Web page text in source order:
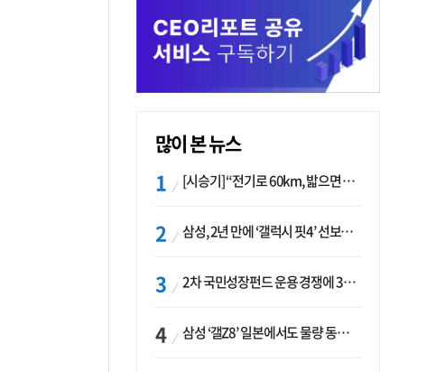
많이 본 뉴스
[시승기] “전기로 60km, 밟으면 462마력”…볼보 XC60 T8의 두 얼굴
삼성, 2년 만에 ‘갤럭시 핏4’ 선보이나…웨어러블 생태계 확장 ‘시동’
2차 국민성장펀드 운용 경쟁에 33개사 몰렸다…신한·하나 등 새 얼굴 대거 합류
삼성 ‘갤Z8’ 일본에서도 물량 동났다…애플 참전 앞두고 선두 수성 ‘시험대’